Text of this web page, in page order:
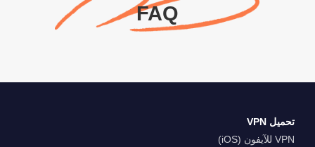
FAQ
تحميل VPN
VPN للآيفون (iOS)